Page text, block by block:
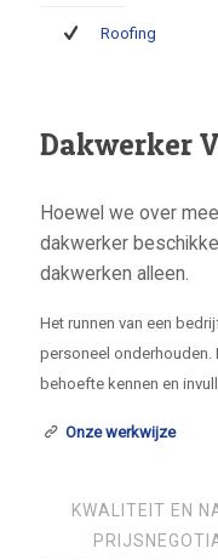
Roofing
Dakwerker
Hoewel we over
dakwerker
dakwerken alleen.
Het runnen van een
personeel onderhouden.
behoefte kennen en
Onze werkwijze
KWALITEIT EN